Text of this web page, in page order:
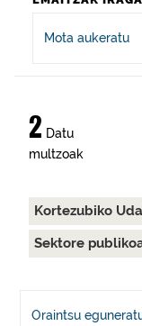
Mota aukeratu
2 Datu
multzoak
Kortezubiko
Sektore
Oraintsu